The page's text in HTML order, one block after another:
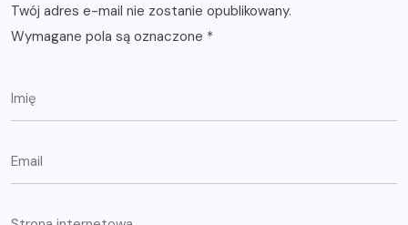
Twój adres e-mail nie zostanie opublikowany.
Wymagane pola są oznaczone *